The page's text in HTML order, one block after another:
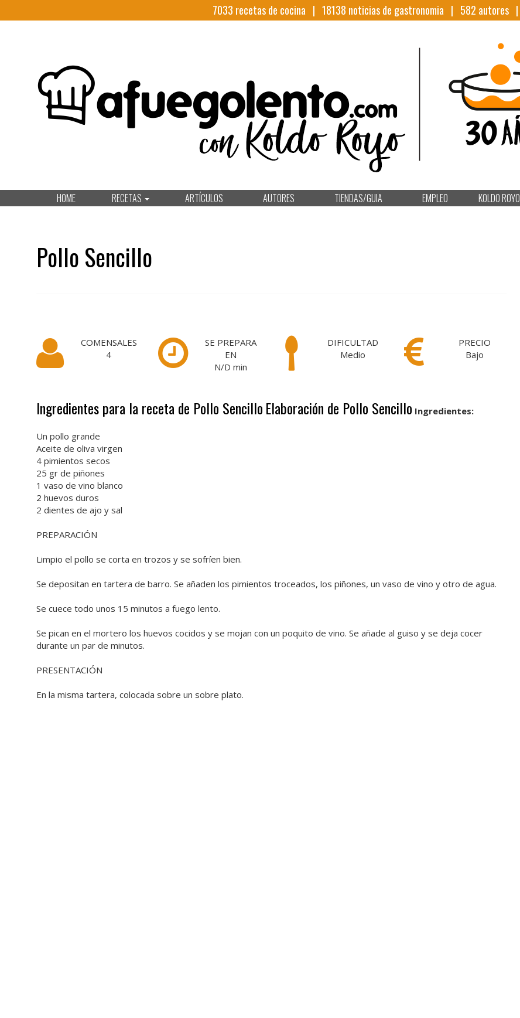
7033 recetas de cocina | 18138 noticias de gastronomia | 582 autores |
HOME RECETAS ARTÍCULOS AUTORES TIENDAS/GUIA EMPLEO KOLDO ROYO
Pollo Sencillo
COMENSALES
4
SE PREPARA
EN
N/D min
DIFICULTAD
Medio
PRECIO
Bajo
Ingredientes para la receta de Pollo SencilloElaboración de Pollo Sencillo Ingredientes:
Un pollo grande
Aceite de oliva virgen
4 pimientos secos
25 gr de piñones
1 vaso de vino blanco
2 huevos duros
2 dientes de ajo y sal
PREPARACIÓN
Limpio el pollo se corta en trozos y se sofríen bien.
Se depositan en tartera de barro. Se añaden los pimientos troceados, los piñones, un vaso de vino y otro de agua.
Se cuece todo unos 15 minutos a fuego lento.
Se pican en el mortero los huevos cocidos y se mojan con un poquito de vino. Se añade al guiso y se deja cocer
durante un par de minutos.
PRESENTACIÓN
En la misma tartera, colocada sobre un sobre plato.